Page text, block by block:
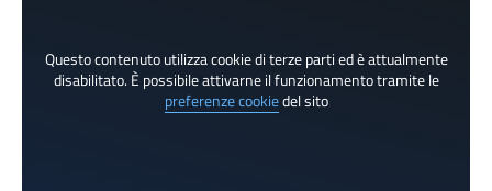
Questo contenuto utilizza cookie di terze parti ed è attualmente
disabilitato. È possibile attivarne il funzionamento tramite le
preferenze cookiedel sito